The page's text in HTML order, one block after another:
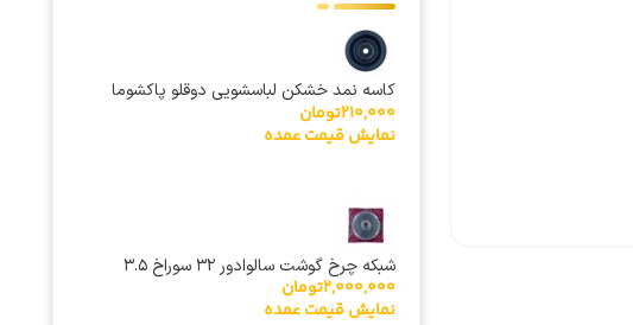
کاسه نمد خشکن لباسشویی دوقلو پاکشوما
شفت 14
210,000تومان
نمایش قیمت عمده
شبکه چرخ گوشت سالوادور ۳۲ سوراخ ۳.۵
2,000,000تومان
نمایش قیمت عمده